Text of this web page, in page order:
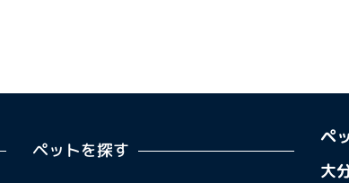
ペットを探す
ペ
大